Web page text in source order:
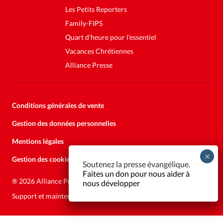
Les Petits Reporters
Family-FIPS
Quart d'heure pour l'essentiel
Vacances Chrétiennes
Alliance Presse
Conditions générales de vente
Gestion des données personnelles
Mentions légales
Gestion des cookies
® 2026 Alliance Presse
Support et maintenance:
Soutenez la presse évangélique.
Faites un don pour nous aider à
nous développer